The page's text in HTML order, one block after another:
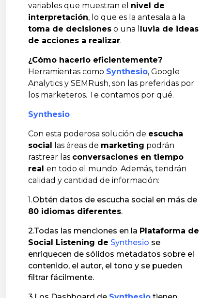
variables que muestran el nivel de
interpretación, lo que es la antesala a la
toma de decisiones o una l
luvia de ideas
de acciones a realizar.
¿Cómo hacerlo eficientemente?
Herramientas como Synthesio, Google
Analytics y SEMRush, son las preferidas por
los marketeros. Te contamos por qué.
Synthesio
Con esta poderosa solución de escucha
social
las áreas de marketing podrán
rastrear las conversaciones en tiempo
realen todo el mundo. Además, tendrán
calidad y cantidad de información:
1.Obtén datos de escucha social en más de
80 idiomas diferentes.
2.Todas las menciones en la Plataforma de
Social Listening de Synthesio se
enriquecen de sólidos metadatos sobre el
contenido, el autor, el tono y se pueden
filtrar fácilmente.